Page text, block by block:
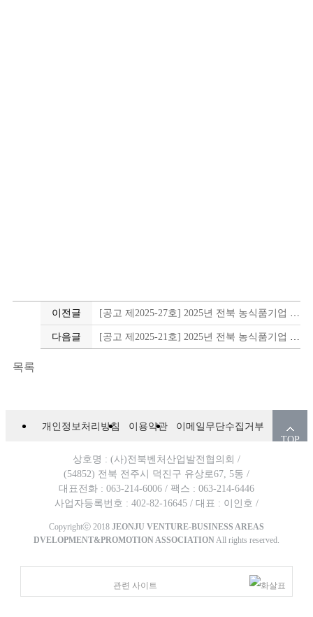
이전글
다음글
목록
개인정보처리방침 이용약관
이메일무단수집거부
TOP
상호명 : (사)전북벤처산업발전협의회 /
(54852) 전북 전주시 덕진구 유상로67, 5동 /
대표전화 : 063-214-6006 / 팩스 : 063-214-6446
사업자등록번호 : 402-82-16645 / 대표 : 이인호 /
Copyrightⓒ 2018 JEONJU VENTURE-BUSINESS AREAS
DVELOPMENT&PROMOTION ASSOCIATIONAll rights reserved.
관련 사이트